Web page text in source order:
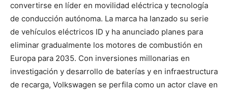
convertirse en líder en movilidad eléctrica y tecnología
de conducción autónoma. La marca ha lanzado su serie
de vehículos eléctricos ID y ha anunciado planes para
eliminar gradualmente los motores de combustión en
Europa para 2035. Con inversiones millonarias en
investigación y desarrollo de baterías y en infraestructura
de recarga, Volkswagen se perfila como un actor clave en